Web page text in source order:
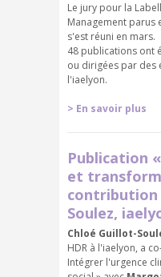
Le jury pour la
Management parus
s'est réuni en mars.
48 publications ont
ou dirigées par des
l'iaelyon.
> En savoir plus
Publication
et
contribution
Soulez,
Chloé Guillot-
HDR à l'iaelyon, a
Intégrer l'urgence